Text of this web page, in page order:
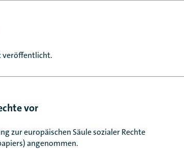
veröffentlicht.
vor
zur europäischen Säule sozialer Rechte
angenommen.